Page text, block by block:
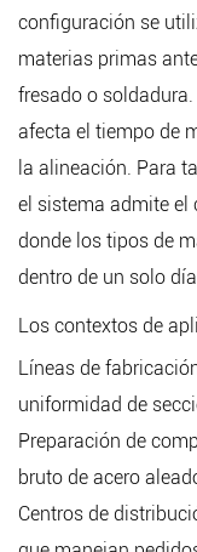
configuración se
materias primas
fresado o
afecta el tiempo de
la alineación. Para
el sistema admite el
donde los tipos de
dentro de un solo
Los contextos de
Líneas de
uniformidad de
Preparación de
bruto de acero
Centros de